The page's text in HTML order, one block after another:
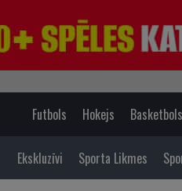
Futbols Hokejs Basketbols
Ekskluzīvi Sporta Likmes